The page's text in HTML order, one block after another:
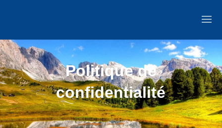
Politique de
confidentialité